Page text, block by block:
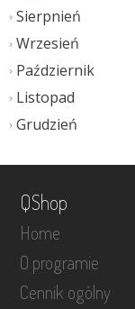
Sierpnień
Wrzesień
Październik
Listopad
Grudzień
QShop
Home
O programie
Cennik ogólny